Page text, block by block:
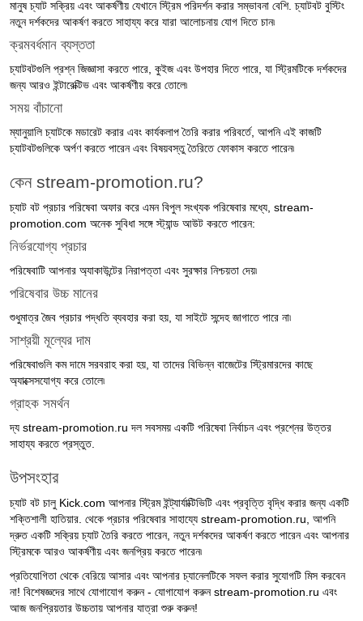
মানুষ চ্যাট সক্রিয় এবং আকর্ষণীয় যেখানে স্ট্রিম পরিদর্শন করার সম্ভাবনা বেশি. চ্যাটবট বুস্টিং
নতুন দর্শকদের আকর্ষণ করতে সাহায্য করে যারা আলোচনায় যোগ দিতে চান৷
ক্রমবর্ধমান ব্যস্ততা
চ্যাটবটগুলি প্রশ্ন জিজ্ঞাসা করতে পারে, কুইজ এবং উপহার দিতে পারে, যা স্ট্রিমটিকে দর্শকদের
জন্য আরও ইন্টারেক্টিভ এবং আকর্ষণীয় করে তোলে৷
সময় বাঁচানো
ম্যানুয়ালি চ্যাটকে মডারেট করার এবং কার্যকলাপ তৈরি করার পরিবর্তে, আপনি এই কাজটি
চ্যাটবটগুলিকে অর্পণ করতে পারেন এবং বিষয়বস্তু তৈরিতে ফোকাস করতে পারেন৷
কেন stream-promotion.ru?
চ্যাট বট প্রচার পরিষেবা অফার করে এমন বিপুল সংখ্যক পরিষেবার মধ্যে, stream-
promotion.com অনেক সুবিধা সঙ্গে স্ট্যান্ড আউট করতে পারেন:
নির্ভরযোগ্য প্রচার
পরিষেবাটি আপনার অ্যাকাউন্টের নিরাপত্তা এবং সুরক্ষার নিশ্চয়তা দেয়৷
পরিষেবার উচ্চ মানের
শুধুমাত্র জৈব প্রচার পদ্ধতি ব্যবহার করা হয়, যা সাইটে সন্দেহ জাগাতে পারে না৷
সাশ্রয়ী মূল্যের দাম
পরিষেবাগুলি কম দামে সরবরাহ করা হয়, যা তাদের বিভিন্ন বাজেটের স্ট্রিমারদের কাছে
অ্যাক্সেসযোগ্য করে তোলে৷
গ্রাহক সমর্থন
দ্য stream-promotion.ru দল সবসময় একটি পরিষেবা নির্বাচন এবং প্রশ্নের উত্তর
সাহায্য করতে প্রস্তুত.
উপসংহার
চ্যাট বট চালু Kick.com আপনার স্ট্রিম ইন্ট্যার্যাক্টিভিটি এবং প্রবৃত্তি বৃদ্ধি করার জন্য একটি
শক্তিশালী হাতিয়ার. থেকে প্রচার পরিষেবার সাহায্যে stream-promotion.ru, আপনি
দ্রুত একটি সক্রিয় চ্যাট তৈরি করতে পারেন, নতুন দর্শকদের আকর্ষণ করতে পারেন এবং আপনার
স্ট্রিমকে আরও আকর্ষণীয় এবং জনপ্রিয় করতে পারেন৷
প্রতিযোগিতা থেকে বেরিয়ে আসার এবং আপনার চ্যানেলটিকে সফল করার সুযোগটি মিস করবেন
না! বিশেষজ্ঞদের সাথে যোগাযোগ করুন - যোগাযোগ করুন stream-promotion.ru এবং
আজ জনপ্রিয়তার উচ্চতায় আপনার যাত্রা শুরু করুন!